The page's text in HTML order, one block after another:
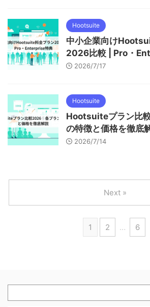
Hootsuite
中小企業向け
2026比較 | Pro・
2026/7/17
Hootsuite
Hootsuiteプラン比
の特徴と価格を徹底
2026/7/14
1 2 … 6
Next »